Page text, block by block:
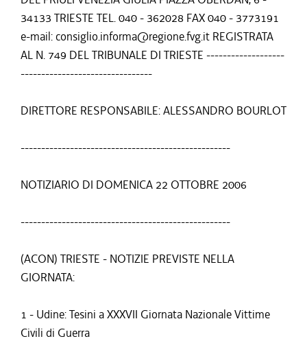
34133 TRIESTE TEL. 040 - 362028 FAX 040 - 3773191
e-mail: consiglio.informa@regione.fvg.it REGISTRATA
AL N. 749 DEL TRIBUNALE DI TRIESTE -------------------
--------------------------------
DIRETTORE RESPONSABILE: ALESSANDRO BOURLOT
---------------------------------------------------
NOTIZIARIO DI DOMENICA 22 OTTOBRE 2006
---------------------------------------------------
(ACON) TRIESTE - NOTIZIE PREVISTE NELLA
GIORNATA:
1 - Udine: Tesini a XXXVII Giornata Nazionale Vittime
Civili di Guerra